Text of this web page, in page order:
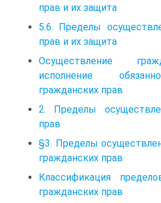
прав и их защита
5.6. Пределы
прав и их защита
Осуществление
исполнение
гражданских прав
2. Пределы
прав
§3. Пределы
гражданских прав
Классификация
гражданских прав